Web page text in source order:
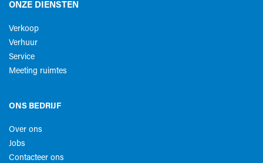
ONZE DIENSTEN
Verkoop
Verhuur
Service
Meeting ruimtes
ONS BEDRIJF
Over ons
Jobs
Contacteer ons